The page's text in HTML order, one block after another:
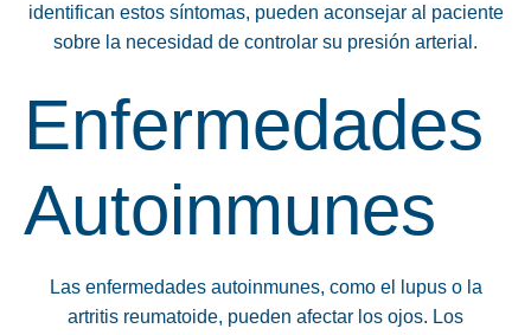
identifican estos síntomas, pueden aconsejar al paciente
sobre la necesidad de controlar su presión arterial.
Enfermedades
Autoinmunes
Las enfermedades autoinmunes, como el lupus o la
artritis reumatoide, pueden afectar los ojos. Los